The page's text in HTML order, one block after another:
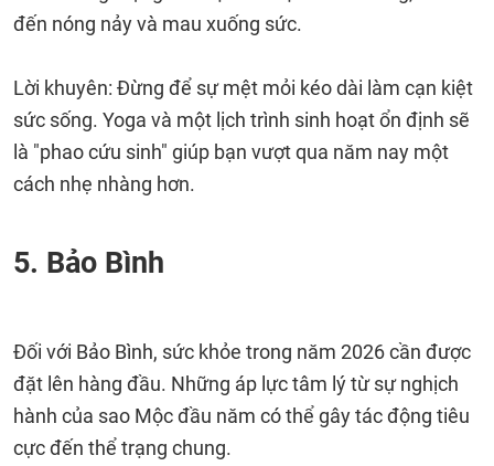
đến nóng nảy và mau xuống sức.
Lời khuyên: Đừng để sự mệt mỏi kéo dài làm cạn kiệt
sức sống. Yoga và một lịch trình sinh hoạt ổn định sẽ
là "phao cứu sinh" giúp bạn vượt qua năm nay một
cách nhẹ nhàng hơn.
5. Bảo Bình
Đối với Bảo Bình, sức khỏe trong năm 2026 cần được
đặt lên hàng đầu. Những áp lực tâm lý từ sự nghịch
hành của sao Mộc đầu năm có thể gây tác động tiêu
cực đến thể trạng chung.